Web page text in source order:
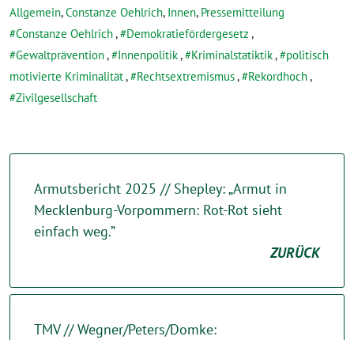
Allgemein,Constanze Oehlrich, Innen, Pressemitteilung
Constanze Oehlrich, Demokratiefördergesetz ,
Gewaltprävention, Innenpolitik, Kriminalstatiktik,
politisch
motivierte Kriminalität, Rechtsextremismus, Rekordhoch,
Zivilgesellschaft
Armutsbericht 2025 // Shepley: „Armut in
Mecklenburg-Vorpommern: Rot-Rot sieht
einfach weg.”
ZURÜCK
TMV // Wegner/Peters/Domke: